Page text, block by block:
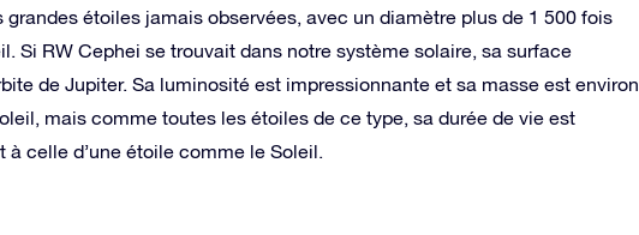
grandes étoiles jamais observées, avec un diamètre plus de 1 500 fois
Si RW Cephei se trouvait dans notre système solaire, sa surface
de Jupiter. Sa luminosité est impressionnante et sa masse est environ
mais comme toutes les étoiles de ce type, sa durée de vie est
celle d’une étoile comme le Soleil.